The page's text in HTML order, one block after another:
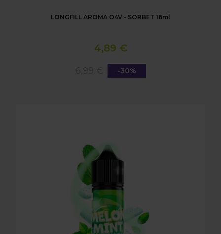
LONGFILL AROMA O4V - SORBET 16ml
4,89 €
-30%